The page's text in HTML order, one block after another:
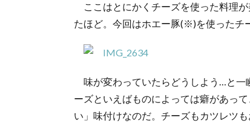
ここはとにかくチーズを使った料理
たほど。今回はホエー豚(※)を使ったチ
味が変わっていたらどうしよう…と
ーズといえばものによっては癖があっ
い」味付けなのだ。チーズもカツレツ